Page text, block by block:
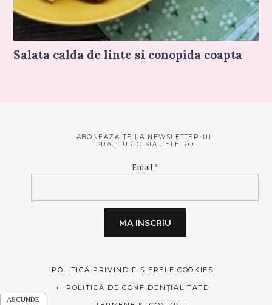
Salata calda de linte si conopida coapta
ABONEAZĂ-TE LA NEWSLETTER-UL
PRAJITURICISIALTELE.RO
Email*
POLITICĂ PRIVIND FIȘIERELE COOKIES
POLITICĂ DE CONFIDENȚIALITATE